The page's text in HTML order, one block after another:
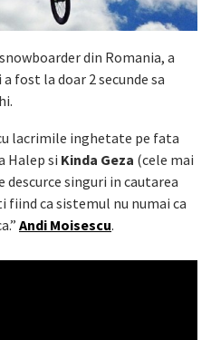
din Romania, a
fost la doar 2 secunde sa
lacrimile inghetate pe fata
Halep si Kinda Geza (cele mai
descurce singuri in cautarea
ca sistemul nu numai ca
Andi Moisescu.